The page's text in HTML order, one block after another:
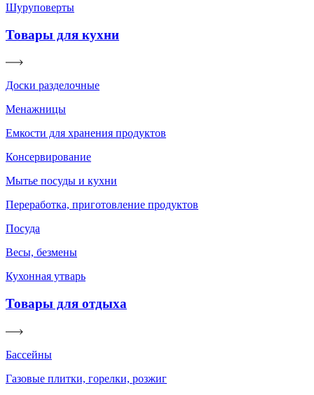
Шуруповерты
Товары для кухни
Доски разделочные
Менажницы
Емкости для хранения продуктов
Консервирование
Мытье посуды и кухни
Переработка, приготовление продуктов
Посуда
Весы, безмены
Кухонная утварь
Товары для отдыха
Бассейны
Газовые плитки, горелки, розжиг